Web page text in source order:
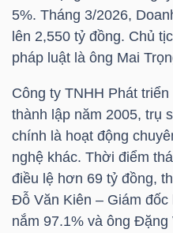
5%. Tháng 3/2026,
lên 2,550 tỷ đồng. Chủ
pháp luật là ông Mai
Công ty TNHH Phát
thành lập năm 2005, trụ
chính là hoạt động
nghệ khác. Thời điểm
điều lệ hơn 69 tỷ đồng,
Đỗ Văn Kiên – Giám
nắm 97.1% và ông Đặng
TIÊU
DÙNG
YẾU